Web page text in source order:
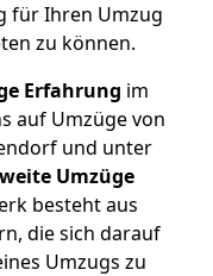
für Ihren Umzug
zu können.
Erfahrung im
auf Umzüge von
und unter
Umzüge
besteht aus
die sich darauf
Umzugs zu